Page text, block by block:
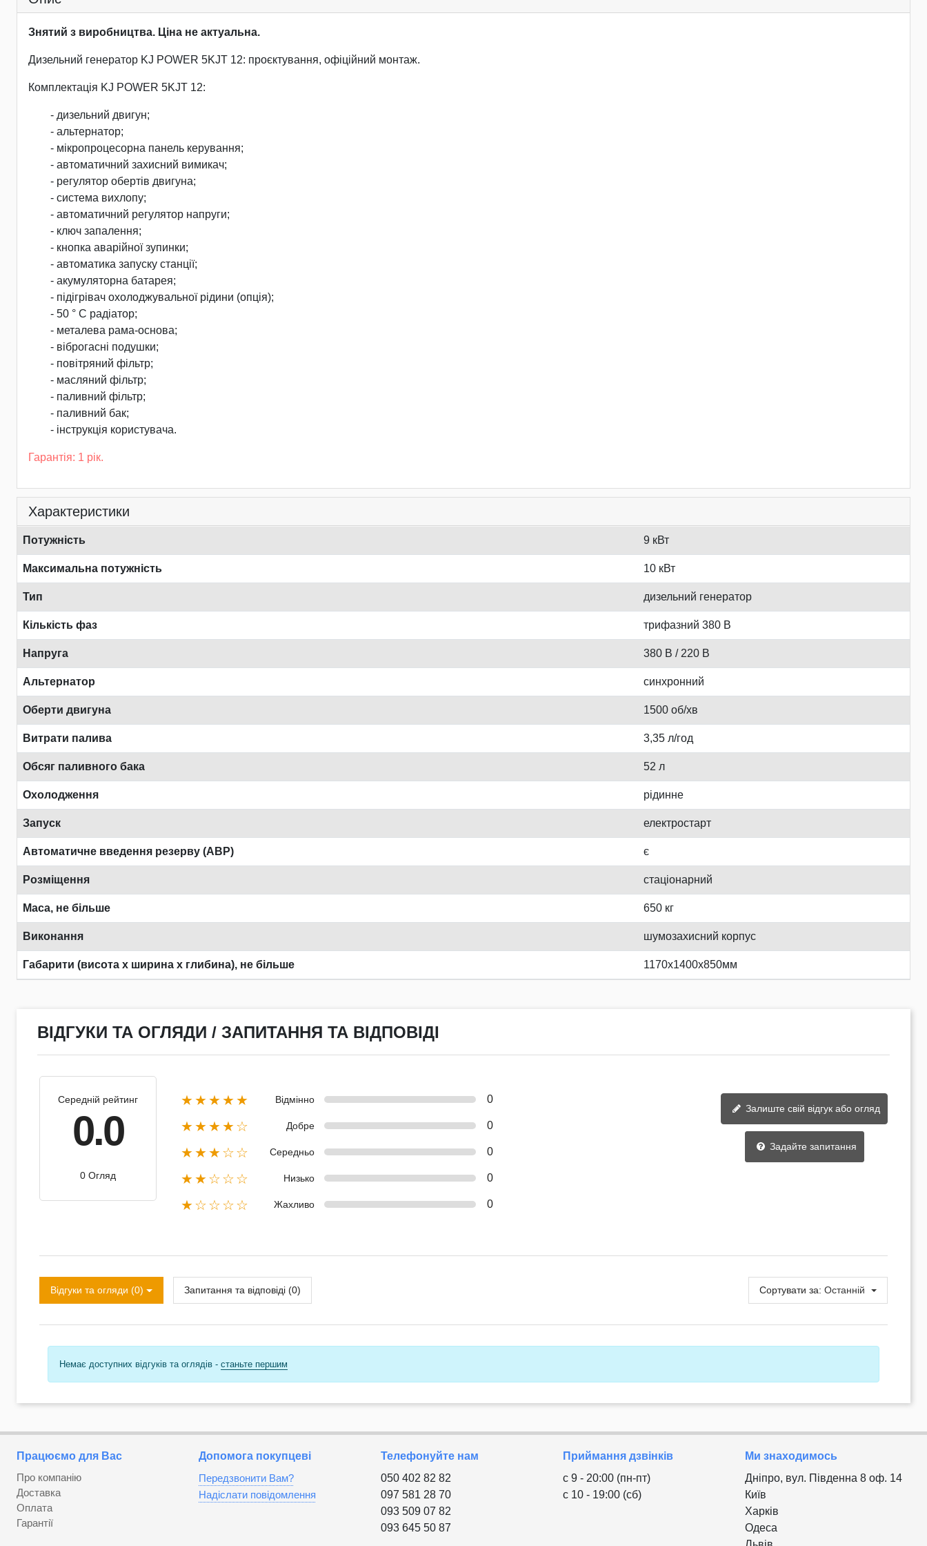
Знятий з виробництва. Ціна не актуальна.
Дизельний генератор KJ POWER 5KJT 12: проєктування, офіційний монтаж.
Комплектація KJ POWER 5KJT 12:
- дизельний двигун;
- альтернатор;
- мікропроцесорна панель керування;
- автоматичний захисний вимикач;
- регулятор обертів двигуна;
- система вихлопу;
- автоматичний регулятор напруги;
- ключ запалення;
- кнопка аварійної зупинки;
- автоматика запуску станції;
- акумуляторна батарея;
- підігрівач охолоджувальної рідини (опція);
- 50 ° С радіатор;
- металева рама-основа;
- віброгасні подушки;
- повітряний фільтр;
- масляний фільтр;
- паливний фільтр;
- паливний бак;
- інструкція користувача.
Гарантія: 1 рік.
Характеристики
Потужність 9 кВт
Максимальна потужність 10 кВт
Тип дизельний генератор
Кількість фаз трифазний 380 В
Напруга 380 В / 220 В
Альтернатор синхронний
Оберти двигуна 1500 об/хв
Витрати палива 3,35 л/год
Обсяг паливного бака 52 л
Охолодження рідинне
Запуск електростарт
Автоматичне введення резерву (АВР) є
Розміщення стаціонарний
Маса, не більше 650 кг
Виконання шумозахисний корпус
Габарити (висота х ширина х глибина), не більше 1170х1400х850мм
ВІДГУКИ ТА ОГЛЯДИ / ЗАПИТАННЯ ТА ВІДПОВІДІ
Середній рейтинг
0.0
0 Огляд
★★★★★ Відмінно 0
★★★★☆ Добре 0
★★★☆☆ Середньо 0
★★☆☆☆ Низько 0
★☆☆☆☆ Жахливо 0
Залиште свій відгук або огляд
Задайте запитання
Відгуки та огляди (0) Запитання та відповіді (0) Сортувати за: Останній
Немає доступних відгуків та оглядів - станьте першим
Працюємо для Вас
Про компанію
Доставка
Оплата
Гарантії
Допомога покупцеві
Передзвонити Вам?
Надіслати повідомлення
Телефонуйте нам
050 402 82 82
097 581 28 70
093 509 07 82
093 645 50 87
Приймання дзвінків
с 9 - 20:00 (пн-пт)
с 10 - 19:00 (сб)
Ми знаходимось
Дніпро, вул. Південна 8 оф. 14
Київ
Харків
Одеса